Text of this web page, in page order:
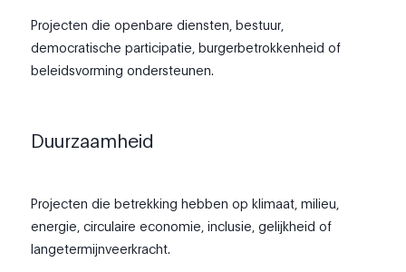
Projecten die openbare diensten, bestuur,
democratische participatie, burgerbetrokkenheid of
beleidsvorming ondersteunen.
Duurzaamheid
Projecten die betrekking hebben op klimaat, milieu,
energie, circulaire economie, inclusie, gelijkheid of
langetermijnveerkracht.